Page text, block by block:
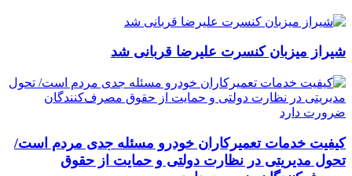
شیراز میزبان کنسرت علیرضا قربانی شد
کیفیت خدمات تعمیرکاران خودرو مسئله جدی مردم است/
تحول مدیریتی در نظارت دولتی و حمایت از حقوق